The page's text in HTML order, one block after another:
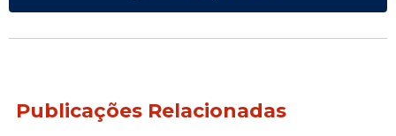
Publicações Relacionadas